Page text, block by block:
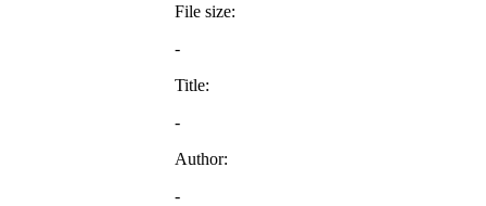
File size:
-
Title:
-
Author:
-